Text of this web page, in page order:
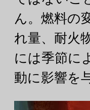
ん。燃料の
れ量、耐火
には季節に
動に影響を